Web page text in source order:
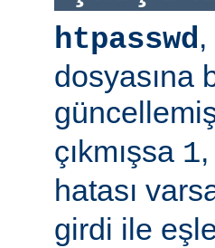
htpasswd
dosyasına
çıkmışsa 1
hatası
girdi ile